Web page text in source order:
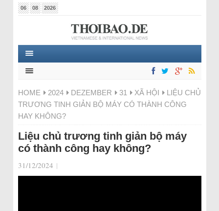
06 08 2026
HOME 2024 DEZEMBER 31 XÃ HỘI
LIỆU CHỦ
TRƯƠNG TINH GIẢN BỘ MÁY CÓ THÀNH CÔNG
HAY KHÔNG?
Liệu chủ trương tinh giản bộ máy
có thành công hay không?
31/12/2024 |